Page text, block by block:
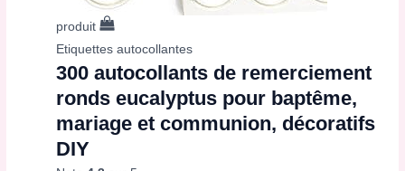
produit
Etiquettes autocollantes
300 autocollants de remerciement
ronds eucalyptus pour baptême,
mariage et communion, décoratifs
DIY